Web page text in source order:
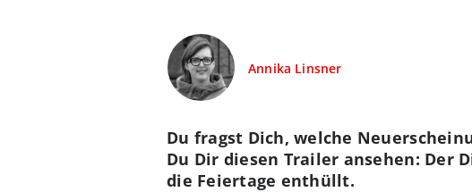
Annika Linsner
Du fragst Dich, welche
Du Dir diesen Trailer ansehen: Der
die Feiertage enthüllt.